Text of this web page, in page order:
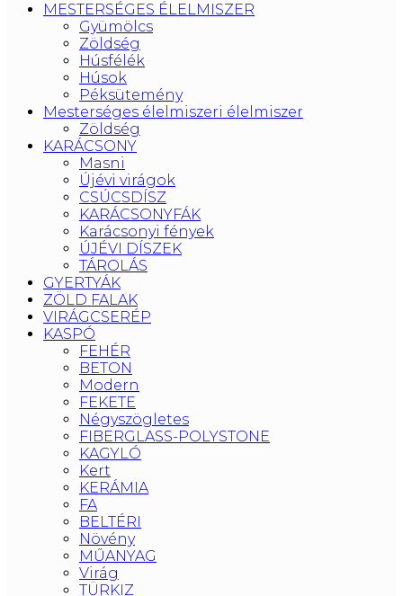
MESTERSÉGES ÉLELMISZER
Gyümölcs
Zöldség
Húsfélék
Húsok
Péksütemény
Mesterséges élelmiszeri élelmiszer
Zöldség
KARÁCSONY
Masni
Újévi virágok
CSÚCSDÍSZ
KARÁCSONYFÁK
Karácsonyi fények
ÚJÉVI DÍSZEK
TÁROLÁS
GYERTYÁK
ZÖLD FALAK
VIRÁGCSERÉP
KASPÓ
FEHÉR
BETON
Modern
FEKETE
Négyszögletes
FIBERGLASS-POLYSTONE
KAGYLÓ
Kert
KERÁMIA
FA
BELTÉRI
Növény
MŰANYAG
Virág
TÜRKIZ